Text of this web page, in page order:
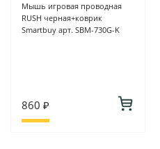
Мышь игровая проводная
RUSH черная+коврик
Smartbuy арт. SBM-730G-K
860 ₽